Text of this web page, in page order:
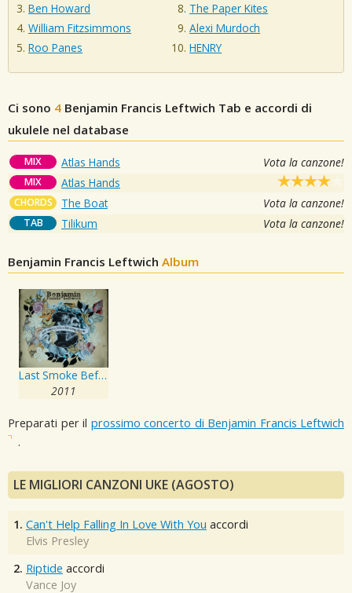
Ben Howard
William Fitzsimmons
Roo Panes
The Paper Kites
Alexi Murdoch
HENRY
Ci sono 4 Benjamin Francis Leftwich Tab e accordi di
ukulele nel database
MIX Atlas Hands Vota la canzone!
MIX Atlas Hands
CHORDS The Boat Vota la canzone!
TAB Tilikum Vota la canzone!
Benjamin Francis Leftwich Album
Last Smoke Before the Snowstorm
2011
Preparati per il prossimo concerto di Benjamin Francis Leftwich
.
LE MIGLIORI CANZONI UKE (AGOSTO)
1. Can't Help Falling In Love With You accordi
Elvis Presley
2. Riptide accordi
Vance Joy